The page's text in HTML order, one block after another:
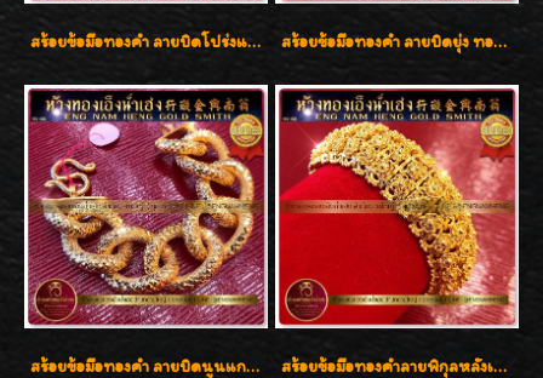
สร้อยข้อมือทองคำ ลายบิดโปร่งแกะลาย ทองคำ 96.5% น้ำหนัก 5 บาท สวยค่ะ สร้อยข้อมือทองคำ ลายบิดยุ่ง ทองคำ 96.5% น้ำหนัก 3 บาท สวยน่าสะสมค่ะ
สร้อยข้อมือทองคำ ลายบิดนูนแกะลาย ทองคำ 96.5% น้ำหนัก 5 บาท สวยค่ะ สร้อยข้อมือทองคำลายพิกุลหลังเต่า น้ำหนัก 86.6g ( 5.71 บาท ) หน้ากว้าง 20 มิล